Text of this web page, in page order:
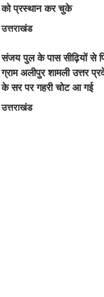
को प्रस्थान कर चुके
उत्तराखंड
संजय पुल के पास सीढ़ियों से
ग्राम अलीपुर शामली उत्तर
के सर पर गहरी चोट आ गई
उत्तराखंड